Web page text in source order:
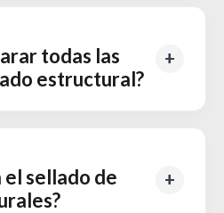
todas las
estructural?
el sellado de